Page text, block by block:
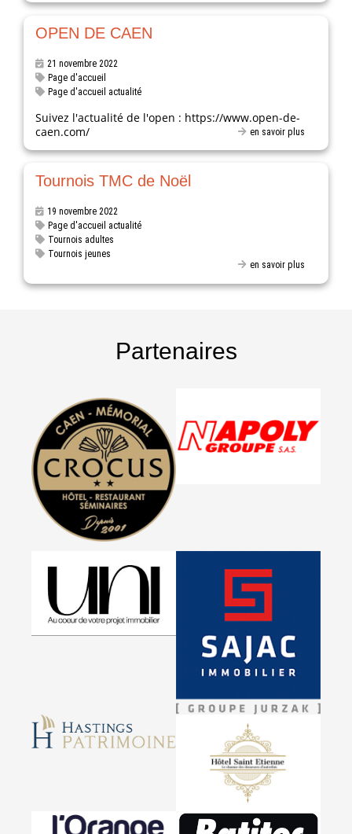
OPEN DE CAEN
21 novembre 2022
Page d'accueil
Page d'accueil actualité
Suivez l'actualité de l'open : https://www.open-de-
caen.com/
en savoir plus
Tournois TMC de Noël
19 novembre 2022
Page d'accueil actualité
Tournois adultes
Tournois jeunes
en savoir plus
Partenaires